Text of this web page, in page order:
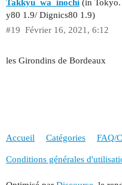
Takkyu_wa_inochi (in Tokyo.
y80 1.9/ Dignics80 1.9)
Février 16, 2021, 6:12
#19
les Girondins de Bordeaux
Accueil Catégories FAQ/
Conditions générales